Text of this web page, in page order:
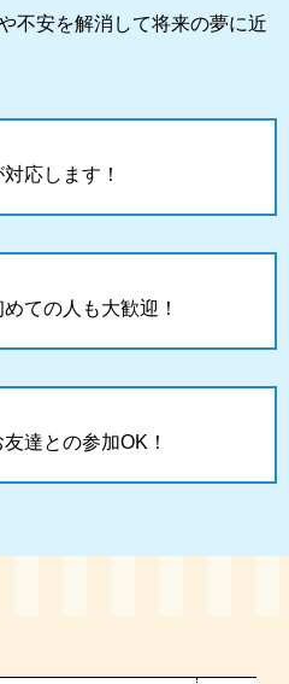
不安を解消して将来の夢に近
応します！
ての人も大歓迎！
達との参加OK！